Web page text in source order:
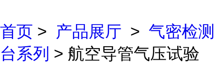
首页 > 产品展厅 > 气密检测
台系列 > 航空导管气压试验